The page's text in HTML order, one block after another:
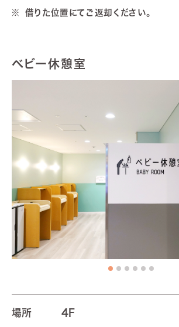
借りた位置にてご返却ください。
ベビー休憩室
場所 4F